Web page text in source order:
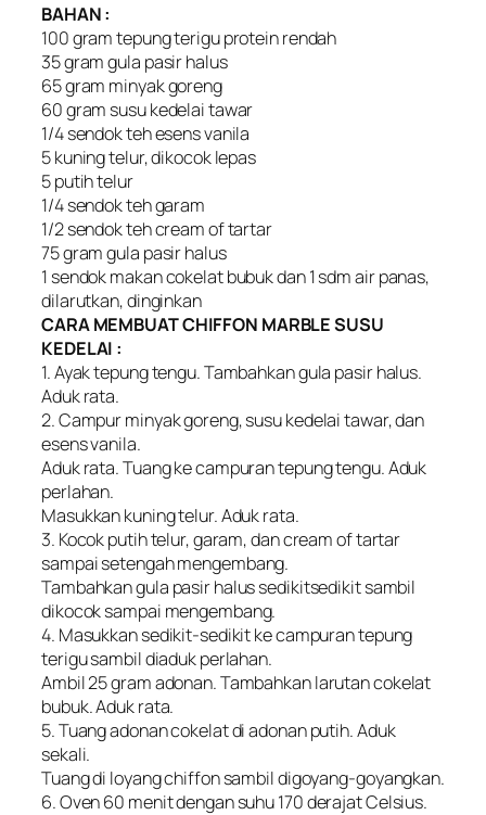
BAHAN :
100 gram tepung terigu protein rendah
35 gram gula pasir halus
65 gram minyak goreng
60 gram susu kedelai tawar
1/4 sendok teh esens vanila
5 kuning telur, dikocok lepas
5 putih telur
1/4 sendok teh garam
1/2 sendok teh cream of tartar
75 gram gula pasir halus
1 sendok makan cokelat bubuk dan 1 sdm air panas,
dilarutkan, dinginkan
CARA MEMBUAT CHIFFON MARBLE SUSU
KEDELAI :
1. Ayak tepung tengu. Tambahkan gula pasir halus.
Aduk rata.
2. Campur minyak goreng, susu kedelai tawar, dan
esens vanila.
Aduk rata. Tuang ke campuran tepung tengu. Aduk
perlahan.
Masukkan kuning telur. Aduk rata.
3. Kocok putih telur, garam, dan cream of tartar
sampai setengah mengembang.
Tambahkan gula pasir halus sedikitsedikit sambil
dikocok sampai mengembang.
4. Masukkan sedikit-sedikit ke campuran tepung
terigu sambil diaduk perlahan.
Ambil 25 gram adonan. Tambahkan larutan cokelat
bubuk. Aduk rata.
5. Tuang adonan cokelat di adonan putih. Aduk
sekali.
Tuang di loyang chiffon sambil digoyang-goyangkan.
6. Oven 60 menit dengan suhu 170 derajat Celsius.